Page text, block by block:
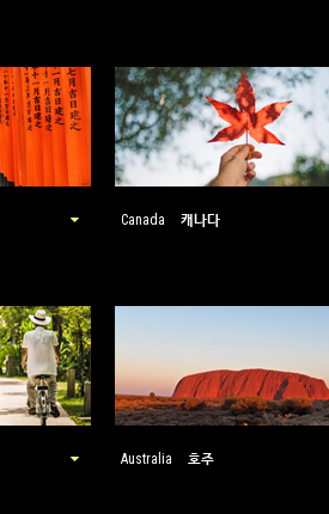
Canada 캐나다
Australia 호주